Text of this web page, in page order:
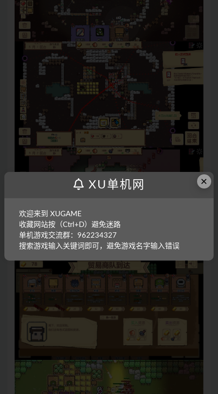
×
XU单机网
欢迎来到 XUGAME
收藏网站按（Ctrl+D）避免迷路
单机游戏交流群：962234327
搜索游戏输入关键词即可，避免游戏名字输入错误